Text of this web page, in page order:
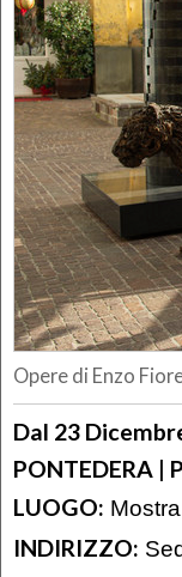
Opere di Enzo
Dal 23
PONTEDERA |
LUOGO:
INDIRIZZO: